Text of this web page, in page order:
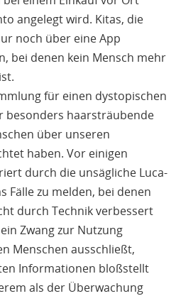
angelegt wird. Kitas, die
noch über eine App
bei denen kein Mensch mehr
für einen dystopischen
besonders haarsträubende
über unseren
haben. Vor einigen
durch die unsägliche Luca-
Fälle zu melden, bei denen
durch Technik verbessert
Zwang zur Nutzung
Menschen ausschließt,
Informationen bloßstellt
als der Überwachung